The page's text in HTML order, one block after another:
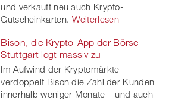
und verkauft neu auch Krypto-
Gutscheinkarten. Weiterlesen
Bison, die Krypto-App der Börse
Stuttgart legt massiv zu
Im Aufwind der Kryptomärkte
verdoppelt Bison die Zahl der Kunden
innerhalb weniger Monate – und auch